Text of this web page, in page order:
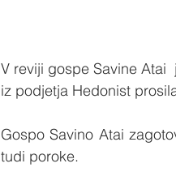
V reviji gospe Savine Atai
iz podjetja Hedonist
Gospo Savino Atai
tudi poroke.